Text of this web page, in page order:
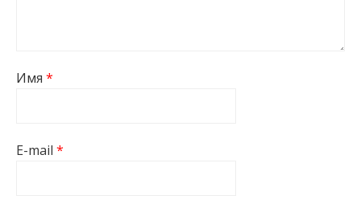
Имя *
E-mail *